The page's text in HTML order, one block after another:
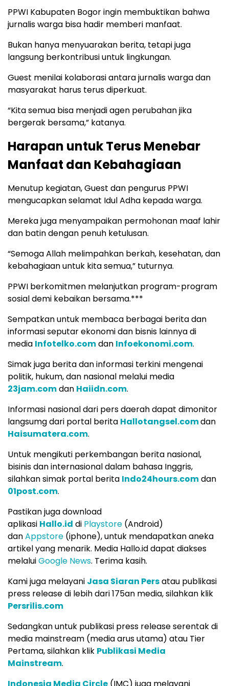
PPWI Kabupaten Bogor ingin membuktikan bahwa
jurnalis warga bisa hadir memberi manfaat.
Bukan hanya menyuarakan berita, tetapi juga
langsung berkontribusi untuk lingkungan.
Guest menilai kolaborasi antara jurnalis warga dan
masyarakat harus terus diperkuat.
“Kita semua bisa menjadi agen perubahan jika
bergerak bersama,” katanya.
Harapan untuk Terus Menebar
Manfaat dan Kebahagiaan
Menutup kegiatan, Guest dan pengurus PPWI
mengucapkan selamat Idul Adha kepada warga.
Mereka juga menyampaikan permohonan maaf lahir
dan batin dengan penuh ketulusan.
“Semoga Allah melimpahkan berkah, kesehatan, dan
kebahagiaan untuk kita semua,” tuturnya.
PPWI berkomitmen melanjutkan program-program
sosial demi kebaikan bersama.***
Sempatkan untuk membaca berbagai berita dan
informasi seputar ekonomi dan bisnis lainnya di
media Infotelko.comdan Infoekonomi.com.
Simak juga berita dan informasi terkini mengenai
politik, hukum, dan nasional melalui media
23jam.comdan Haiidn.com.
Informasi nasional dari pers daerah dapat dimonitor
langsumg dari portal berita Hallotangsel.comdan
Haisumatera.com.
Untuk mengikuti perkembangan berita nasional,
bisinis dan internasional dalam bahasa Inggris,
silahkan simak portal berita Indo24hours.comdan
01post.com.
Pastikan juga download
aplikasi Hallo.id di Playstore (Android)
danAppstore (iphone), untuk mendapatkan aneka
artikel yang menarik. Media Hallo.id dapat diakses
melaluiGoogle News. Terima kasih.
Kami juga melayani Jasa Siaran Persatau publikasi
press release di lebih dari 175an media, silahkan klik
Persrilis.com
Sedangkan untuk publikasi press release serentak di
media mainstream (media arus utama) atau Tier
Pertama, silahkan klik Publikasi Media
Mainstream.
Indonesia Media Circle (IMC) juga melayani